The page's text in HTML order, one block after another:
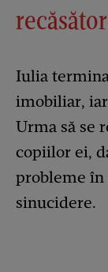
Iulia
imobiliar,
Urma să se
copiilor ei,
probleme în
sinucidere.